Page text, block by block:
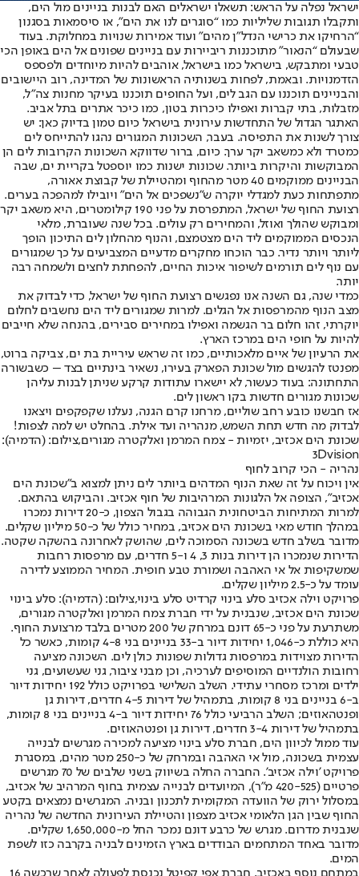
ישראל נפלה על הראש: תשאלו ישראלים האם לבנות בניינים מול הים,
ותקבלו תגובות שליליות כמו “סוגרים לנו את הים", או סיסמאות בסגנון
“הרחיקו את כרישי הנדל"ן מהים" ועוד אמירות שנויות במחלוקת. בעוד
שבעולם “הנאור" מתוכננות ריביירות עם בניינים שפונים אל הים באופן הכי
טבעי ומתבקש, בישראל כמו בישראל, אוהבים להיות מיוחדים ולפספס
הזדמנויות. ובאמת, לפחות בשנותיה הראשונות של המדינה, רוב היישובים
והבניינים תוכננו עם הגב לים, ועל החופים תוכננו בעיקר מחנות צה"ל,
מזבלות, בתי קברות ואפילו כיכרות בטון, כמו כיכר אתרים בתל אביב.
האתגר הגדול של התחדשות עירונית בישראל כיום טמון בדיוק כאן: יש
צורך לשנות את התפיסה. בעבר, השכונות המגורים נהגו להתייחס לים
כמטרד ולא כמשאב יקר ערך. כיום, ברור שדווקא השכונות הקרובות לים הן
המבוקשות והיקרות ביותר. שכונות ישנות כמו יוספטל בקריית ים, שבה
הבניינים ממוקמים 40 מטר מהחוף ומהטיילת של קבוצת אאורה,
מתפתחות כעת למגדלי יוקרה ש"נשפכים אל הים" ויובילו למהפכה בערים.
רצועת החוף של ישראל, המתפרסת על פני 190 קילומטרים, היא משאב יקר
ומבוקש שהולך ואוזל, והמחירים רק עולים. בכל שנה שעוברת, מלאי
הנכסים הממוקמים ליד הים מצטמצם, והנוף מהחלון לים התיכון הופך
ליותר ויותר נדיר. כבר הוכחו מחקרים מדעיים המצביעים על כך שמגורים
עם נוף לים תורמים לשיפור איכות החיים, להפחתת לחצים ולשמחה רבה
יותר.
כמדי שנה, גם השנה אנו נפגשים רצועת החוף של ישראל, כדי לבדוק את
מצב הנוף מהמרפסות אל הגלים. למרות שמגורים ליד הים נחשבים לחלום
יוקרתי, זהו חלום בר הגשמה ואפילו במחירים סבירים, בהנחה שלא חייבים
להיות על חופי הים במרכז הארץ.
את הרעיון של איים מלאכותיים, כמו זה שראש עיריית בת ים, צביקה ברוט,
מפנטז להגשים מול שכונת הפארק בעירו, נשאיר בינתיים בצד – כשבשורה
התחתונה: בעוד כעשור, לא יישארו עתודות קרקע שניתן לבנות עליהן
שכונות מגורים חדשות בקו ראשון לים.
אז חבשנו כובע רחב שוליים, מרחנו קרם הגנה, נעלנו שקפקפים ויצאנו
לבדוק מה חדש תחת השמש, מנהריה ועד אילת. בהחלט יש למה לצפות!
שכונת הים אכזיב, יזמיות - צמח המרמן ואלקטרה מגורים,צילום: (הדמיה):
3Dvision
נהריה - הכי קרוב לחוף
אין ויכוח על זה שאת הנוף המדהים ביותר לים ניתן למצוא ב"שכונת הים
אכזיב", הצופה אל הלגונות המרהיבות של חוף אכזיב. והביקוש בהתאם.
למרות המתיחות הביטחונית הגבוהה בגבול הצפון, כ-20 דירות נמכרו
במהלך חודש מאי בשכונת הים אכזיב, במחיר כולל של כ-50 מיליון שקלים.
מדובר בשלב חדש בשכונה הסמוכה לים, שהושק לאחרונה בהשקה שקטה.
הדירות שנמכרו הן דירות בנות 3, 4 ו-5 חדרים, עם מרפסות רחבות
שמשקיפות אל אי האהבה ושמורת טבע חופית. המחיר הממוצע לדירה
עומד על כ-2.5 מיליון שקלים.
פרויקט וילה אכזיב סלע בינוי קרדיט סלע בינוי,צילום: (הדמיה): סלע בינוי
שכונת הים אכזיב, שנבנית על ידי חברת צמח המרמן ואלקטרה מגורים,
משתרעת על פני כ-65 דונם במרחק של 200 מטרים בלבד מרצועת החוף.
היא כוללת כ-1,046 יחידות דיור ב-33 בניינים בני 4-8 קומות, כאשר כל
הדירות מצוידות במרפסות גדולות שפונות כולן לים. השכונה מציעה
רחובות הולנדיים המוסיפים לערכיה, וכן מבני ציבור, גני שעשועים, גני
ילדים ומרכז מסחרי עתידי. השלב השלישי בפרויקט כולל 192 יחידות דיור
ב-6 בניינים בני 8 קומות, בתמהיל של דירות 4-5 חדרים, דירות גן
ופנטהאוזים; השלב הרביעי כולל 76 יחידות דיור ב-4 בניינים בני 8 קומות,
בתמהיל של דירות 3-4 חדרים, דירות גן ופנטהאוזים.
עוד ממול לכיוון הים, חברת סלע בינוי מציעה למכירה מגרשים לבנייה
עצמית בשכונה, מול אי האהבה ובמרחק של כ-250 מטר מהים, במסגרת
פרויקט 'וילה אכזיב'. החברה החלה בשיווק בשני שלבים של 70 מגרשים
פרטיים (420-525 מ"ר), המיועדים לבנייה עצמית בחוף המרהיב של אכזיב,
במסלול ירוק של הוועדה המקומית לתכנון ובניה. המגרשים נמצאים בקטע
החוף שבין הגן הלאומי אכזיב מצפון והטיילת העירונית החדשה של נהריה
שנבנית מדרום. מגרש של כרבע דונם נמכר החל מ-1,650,000 שקלים.
מדובר באחד המתחמים הבודדים בארץ הזמינים לבניה בקרבה כזו לשפת
המים.